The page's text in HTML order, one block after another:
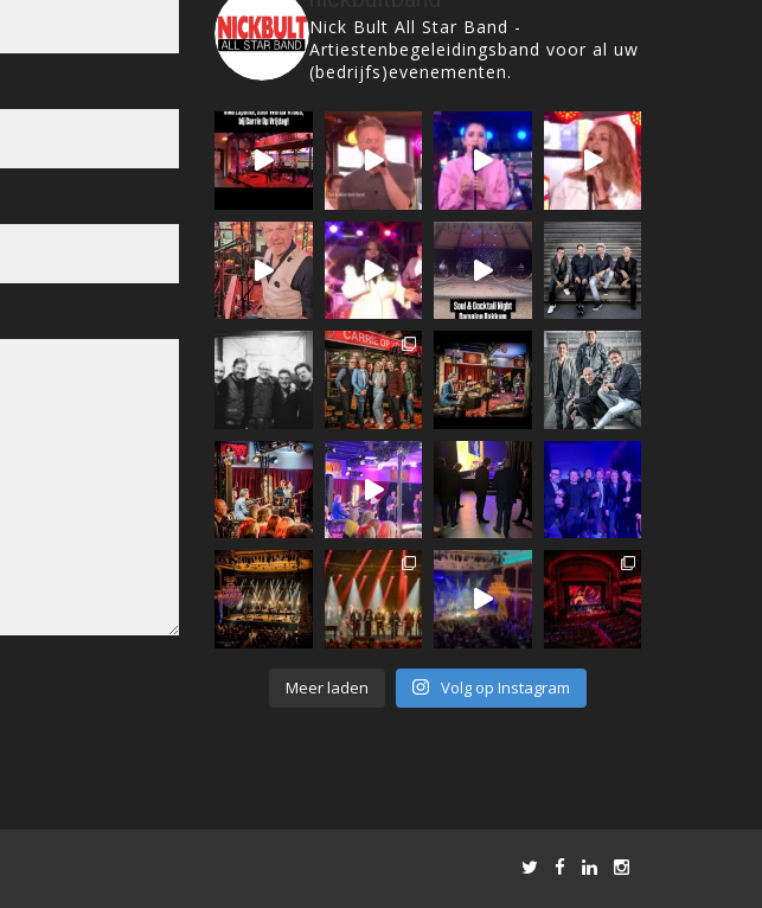
Nick Bult All Star Band -
Artiestenbegeleidingsband voor al uw
(bedrijfs)evenementen.
Meer laden Volg op Instagram